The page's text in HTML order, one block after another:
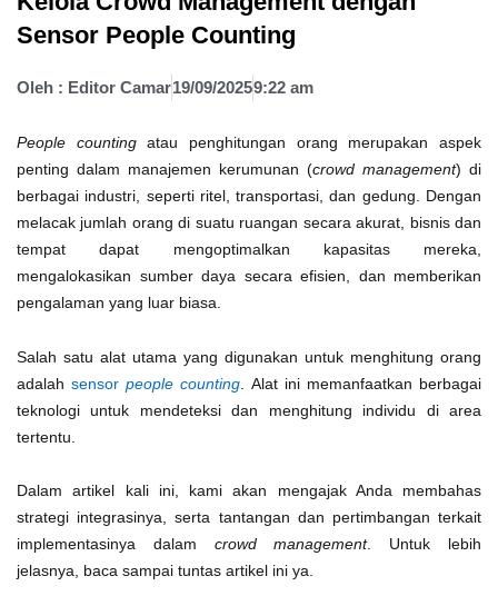
Sensor People Counting
Oleh : Editor Camar19/09/20259:22 am
People countingatau penghitungan orang merupakan aspek
penting dalam manajemen kerumunan (crowd management) di
berbagai industri, seperti ritel, transportasi, dan gedung. Dengan
melacak jumlah orang di suatu ruangan secara akurat, bisnis dan
tempat dapat mengoptimalkan kapasitas mereka,
mengalokasikan sumber daya secara efisien, dan memberikan
pengalaman yang luar biasa.
Salah satu alat utama yang digunakan untuk menghitung orang
adalahsensorpeople counting . Alat ini memanfaatkan berbagai
teknologi untuk mendeteksi dan menghitung individu di area
tertentu.
Dalam artikel kali ini, kami akan mengajak Anda membahas
strategi integrasinya, serta tantangan dan pertimbangan terkait
implementasinya dalam crowd management. Untuk lebih
jelasnya, baca sampai tuntas artikel ini ya.